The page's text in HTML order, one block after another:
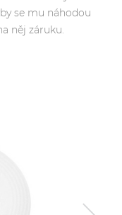
se mu náhodou
něj záruku.